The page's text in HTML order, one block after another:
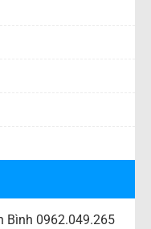
Bình 0962.049.265